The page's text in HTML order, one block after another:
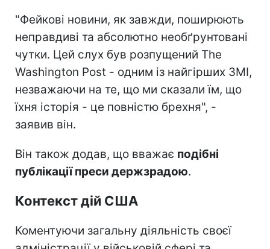
"Фейкові новини, як завжди, поширюють
неправдиві та абсолютно необґрунтовані
чутки. Цей слух був розпущений The
Washington Post - одним із найгірших ЗМІ,
незважаючи на те, що ми сказали їм, що
їхня історія - це повністю брехня", -
заявив він.
Він також додав, що вважає подібні
публікації преси держзрадою.
Контекст дій США
Коментуючи загальну діяльність своєї